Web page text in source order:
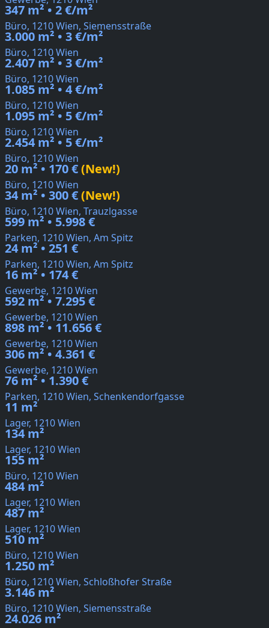
347 m² • 2 €/m²
Büro, 1210 Wien, Siemensstraße
3.000 m² • 3 €/m²
Büro, 1210 Wien
2.407 m² • 3 €/m²
Büro, 1210 Wien
1.085 m² • 4 €/m²
Büro, 1210 Wien
1.095 m² • 5 €/m²
Büro, 1210 Wien
2.454 m² • 5 €/m²
Büro, 1210 Wien
20 m² • 170 €(New!)
Büro, 1210 Wien
34 m² • 300 €(New!)
Büro, 1210 Wien, Trauzlgasse
599 m² • 5.998 €
Parken, 1210 Wien, Am Spitz
24 m² • 251 €
Parken, 1210 Wien, Am Spitz
16 m² • 174 €
Gewerbe, 1210 Wien
592 m² • 7.295 €
Gewerbe, 1210 Wien
898 m² • 11.656 €
Gewerbe, 1210 Wien
306 m² • 4.361 €
Gewerbe, 1210 Wien
76 m² • 1.390 €
Parken, 1210 Wien, Schenkendorfgasse
11 m²
Lager, 1210 Wien
134 m²
Lager, 1210 Wien
155 m²
Büro, 1210 Wien
484 m²
Lager, 1210 Wien
487 m²
Lager, 1210 Wien
510 m²
Büro, 1210 Wien
1.250 m²
Büro, 1210 Wien, Schloßhofer Straße
3.146 m²
Büro, 1210 Wien, Siemensstraße
24.026 m²